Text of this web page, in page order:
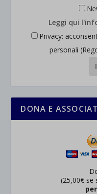
Leggi qui
Privacy:
personali
DONA E
(25,00€ se